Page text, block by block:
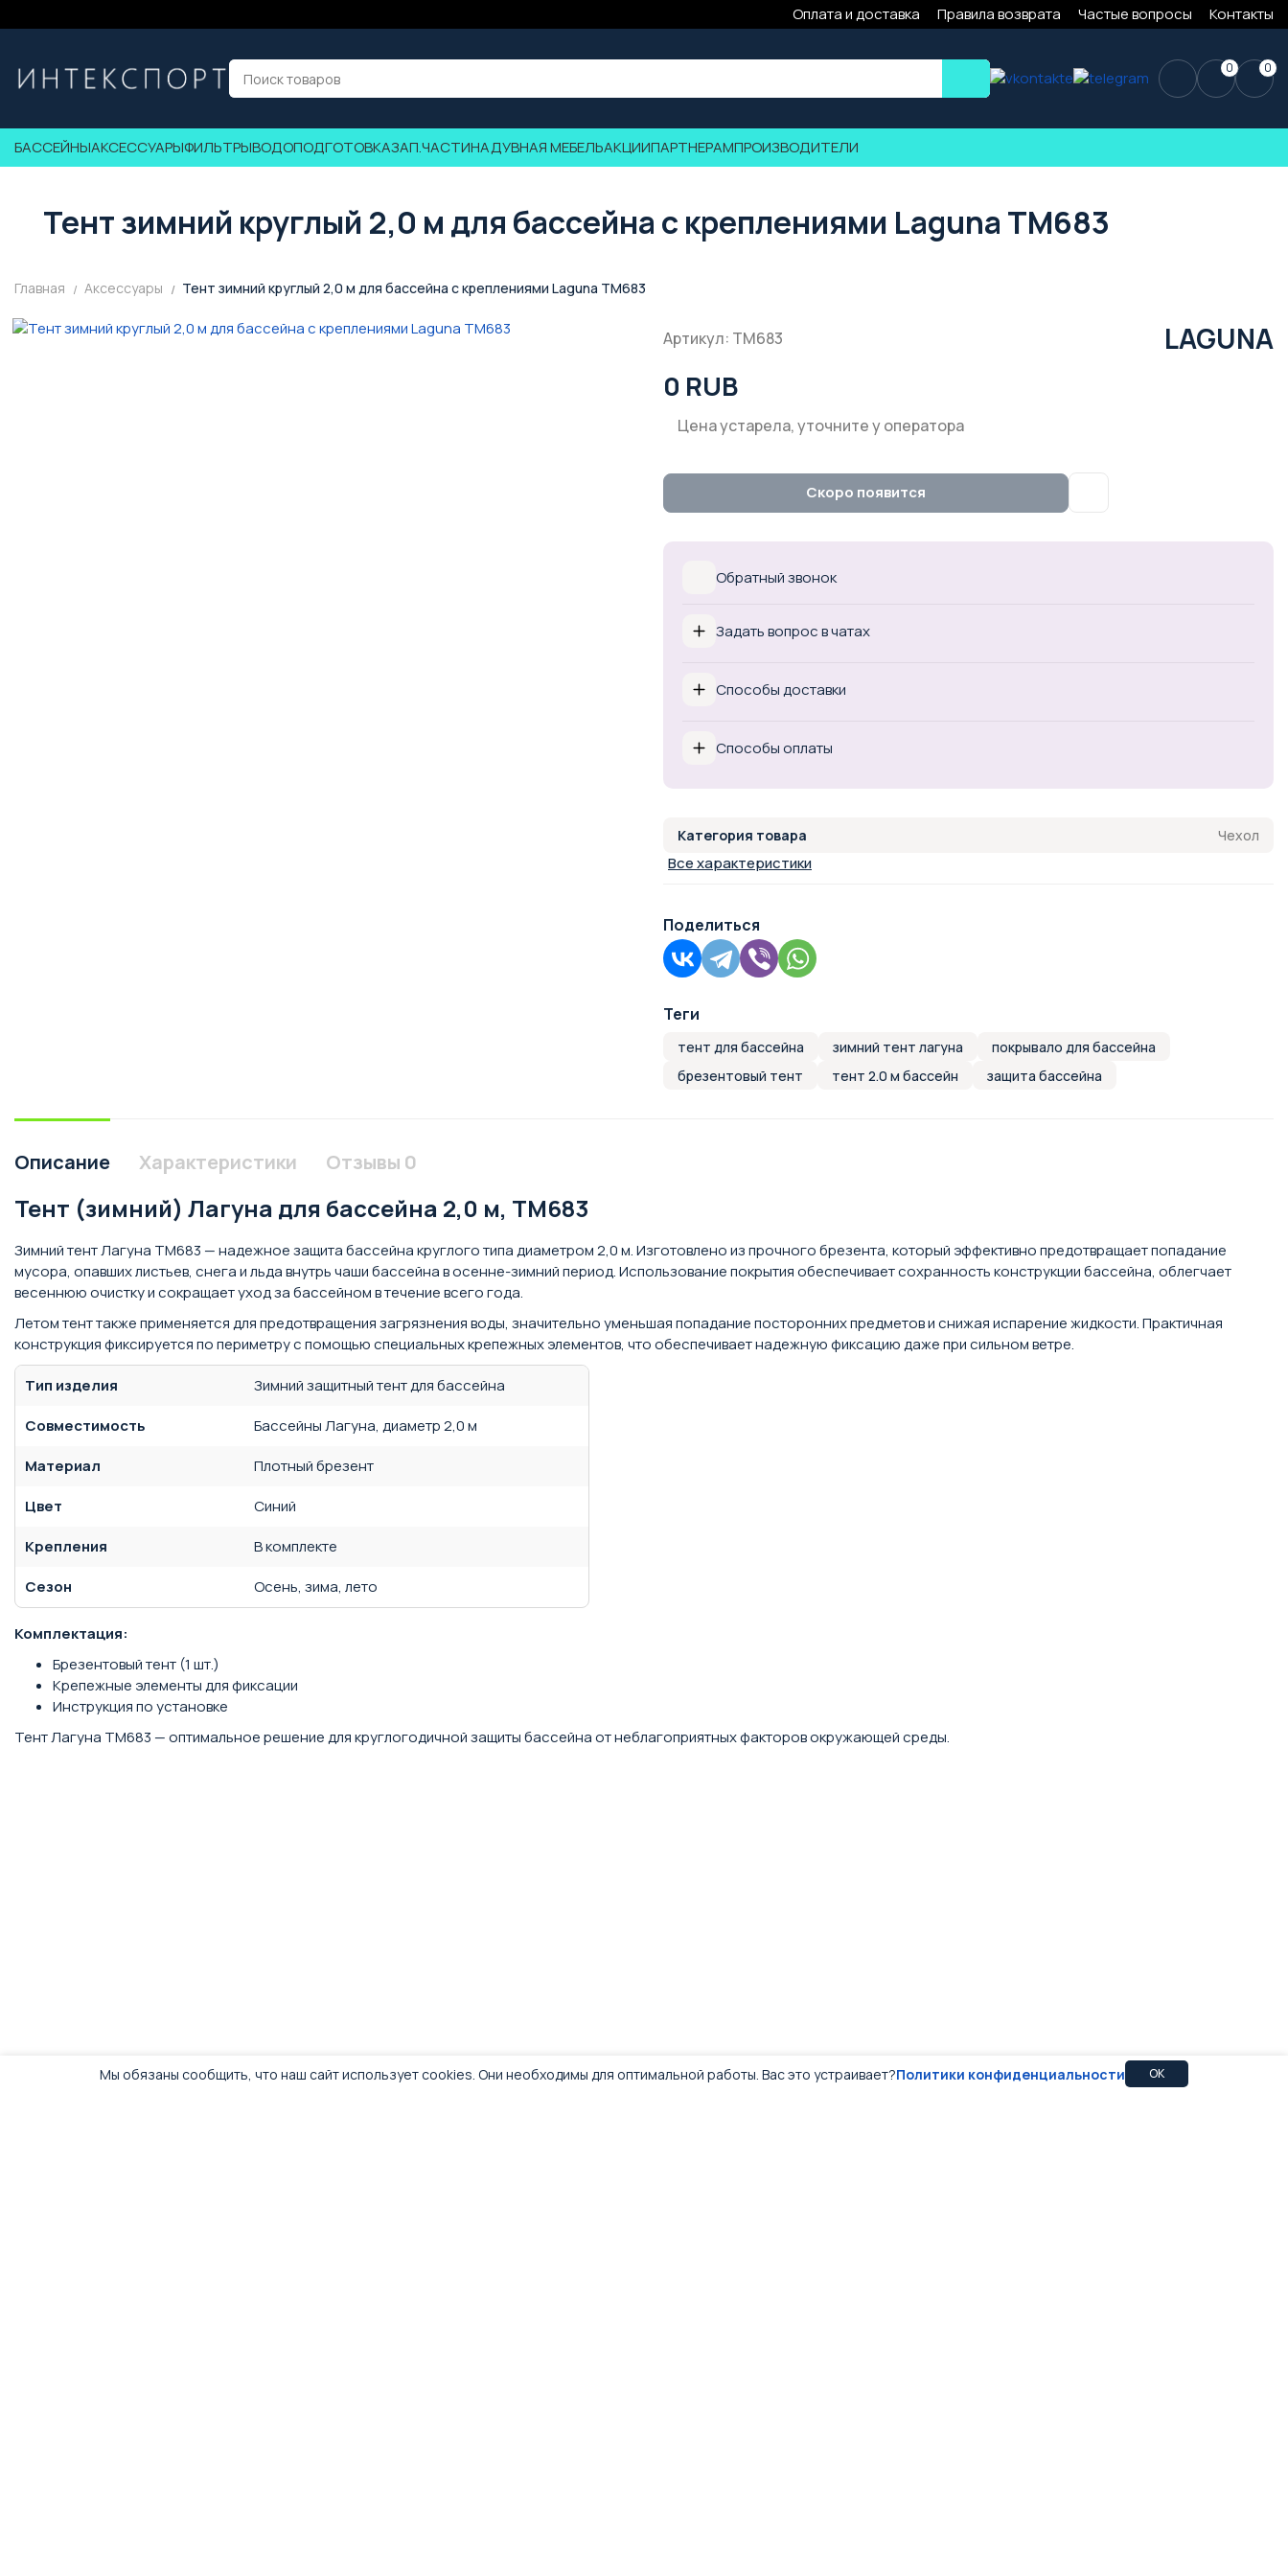
Оплата и доставка Правила возврата Частые вопросы Контакты
0 0
БАССЕЙНЫАКСЕССУАРЫФИЛЬТРЫВОДОПОДГОТОВКАЗАП.ЧАСТИНАДУВНАЯ МЕБЕЛЬАКЦИИПАРТНЕРАМПРОИЗВОДИТЕЛИ
Тент зимний круглый 2,0 м для бассейна с креплениями Laguna TM683
Главная Аксессуары Тент зимний круглый 2,0 м для бассейна с креплениями Laguna TM683
Артикул: TM683 LAGUNA
0 RUB
Цена устарела, уточните у оператора
Скоро появится
Обратный звонок
Задать вопрос в чатах
Способы доставки
Способы оплаты
Категория товара Чехол
Все характеристики
Поделиться
Теги
тент для бассейна зимний тент лагуна
покрывало для бассейна
брезентовый тент
тент 2.0 м бассейн защита бассейна
Описание Характеристики Отзывы 0
Тент (зимний) Лагуна для бассейна 2,0 м, TM683
Зимний тент Лагуна TM683 — надежное защита бассейна круглого типа диаметром 2,0 м. Изготовлено из прочного брезента, который эффективно предотвращает попадание
мусора, опавших листьев, снега и льда внутрь чаши бассейна в осенне-зимний период. Использование покрытия обеспечивает сохранность конструкции бассейна, облегчает
весеннюю очистку и сокращает уход за бассейном в течение всего года.
Летом тент также применяется для предотвращения загрязнения воды, значительно уменьшая попадание посторонних предметов и снижая испарение жидкости. Практичная
конструкция фиксируется по периметру с помощью специальных крепежных элементов, что обеспечивает надежную фиксацию даже при сильном ветре.
Тип изделия
Зимний защитный тент для бассейна
Совместимость
Бассейны Лагуна, диаметр 2,0 м
Материал
Плотный брезент
Цвет
Синий
Крепления
В комплекте
Сезон
Осень, зима, лето
Комплектация:
Брезентовый тент (1 шт.)
Крепежные элементы для фиксации
Инструкция по установке
Тент Лагуна TM683 — оптимальное решение для круглогодичной защиты бассейна от неблагоприятных факторов окружающей среды.
Мы обязаны сообщить, что наш сайт использует cookies. Они необходимы для оптимальной работы. Вас это устраивает?Политики конфиденциальности OK